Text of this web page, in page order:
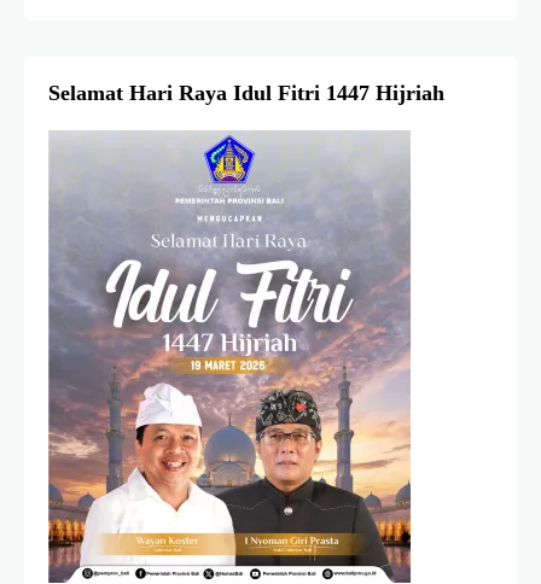
Selamat Hari Raya Idul Fitri 1447 Hijriah